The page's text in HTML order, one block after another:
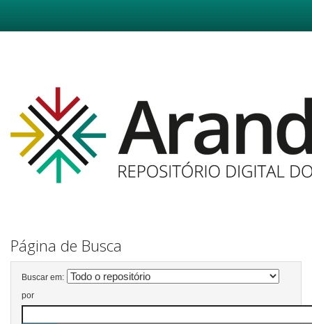
Página de Busca
Buscar em:
por